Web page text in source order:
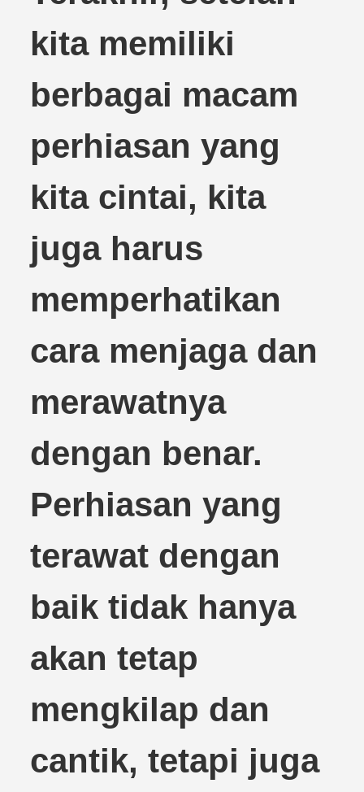
kita memiliki
berbagai macam
perhiasan yang
kita cintai, kita
juga harus
memperhatikan
cara menjaga dan
merawatnya
dengan benar.
Perhiasan yang
terawat dengan
baik tidak hanya
akan tetap
mengkilap dan
cantik, tetapi juga